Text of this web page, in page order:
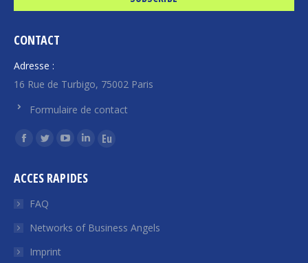
CONTACT
Adresse :
16 Rue de Turbigo, 75002 Paris
Formulaire de contact
Find us on:
Facebook
opens
window
Twitter
opens
in
window
YouTube
opens
window
Linkedin
opens
window
Euroquity
window
ACCES RAPIDES
FAQ
Networks of Business Angels
Imprint